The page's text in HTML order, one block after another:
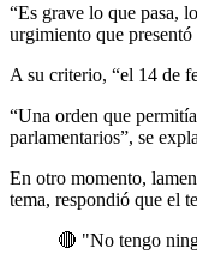
“Es grave lo que pasa,
urgimiento que
A su criterio, “el 14 de
“Una orden que
parlamentarios”, se
En otro momento,
tema, respondió que el
🔴 "No tengo